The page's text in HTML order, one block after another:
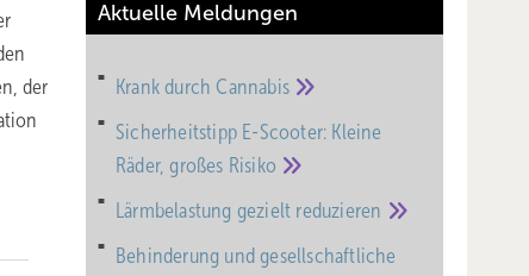
der
Aktuelle Meldungen
Krank durchCannabis
Sicherheitstipp E-Scooter: Kleine
Räder, großes Risiko
Lärmbelastung gezielt reduzieren
Behinderung und gesell­schaft­liche